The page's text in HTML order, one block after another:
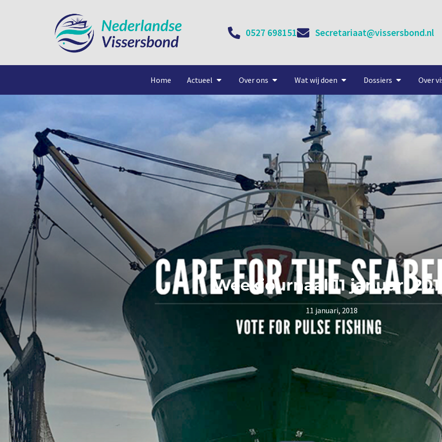
0527 698151 Secretariaat@vissersbond.nl
Home Actueel Over ons Wat wij doen Dossiers Over
Weekjournaal 11 januari
11 januari, 2018